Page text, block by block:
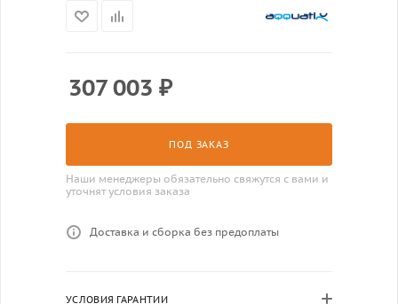
307 003 ₽
ПОД ЗАКАЗ
Наши менеджеры обязательно свяжутся с вами и
уточнят условия заказа
Доставка и сборка без предоплаты
УСЛОВИЯ ГАРАНТИИ